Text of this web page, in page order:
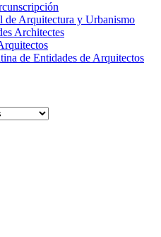
de Arquitectura y Urbanismo
Architectes
de Entidades de Arquitectos